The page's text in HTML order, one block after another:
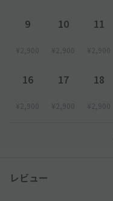
9
¥2,900
10
¥2,900
11
¥2,900
16
¥2,900
17
¥2,900
18
¥2,900
レビュー